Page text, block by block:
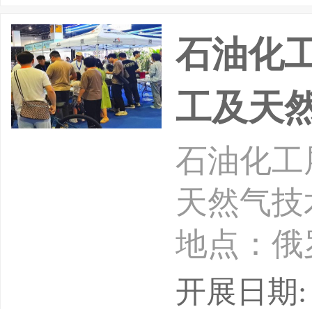
石油化
工及天
石油化
天然气技
地点：
罗斯石
开展日期